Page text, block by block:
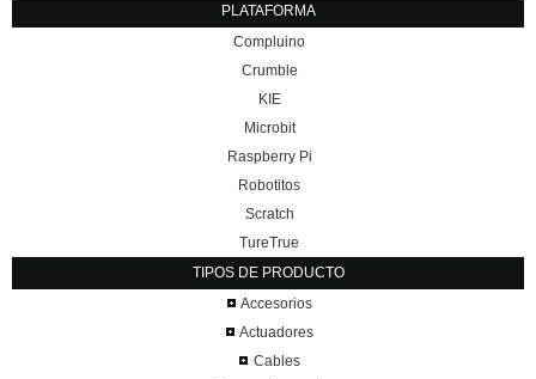
PLATAFORMA
Compluino
Crumble
KIE
Microbit
Raspberry Pi
Robotitos
Scratch
TureTrue
TIPOS DE PRODUCTO
Accesorios
Actuadores
Cables